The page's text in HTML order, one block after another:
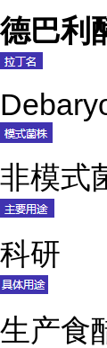
德巴利
非模式
科研
生产食